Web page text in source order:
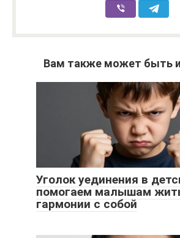
Вам также может быть
Уголок уединения в
помогаем малышам
гармонии с собой